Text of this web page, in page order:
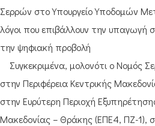
Σερρών στο Υπουργείο Υποδομών
λόγοι που επιβάλλουν την
την ψηφιακή προβολή
Συγκεκριμένα, μολονότι ο Νομός
στην Περιφέρεια Κεντρικής
στην Ευρύτερη Περιοχή
Μακεδονίας – Θράκης (ΕΠΕ4, ΠΖ-1),